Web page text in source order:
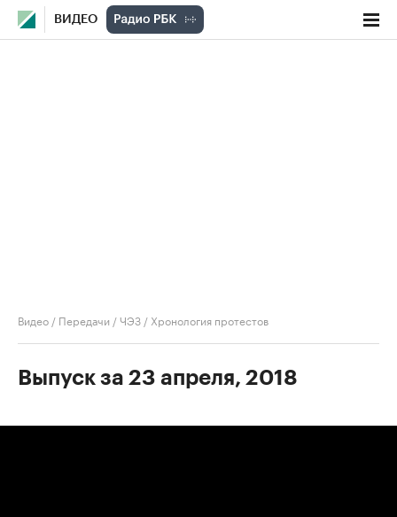
ВИДЕО
Видео / Передачи /ЧЭЗ / Хронология протестов
Выпуск за 23 апреля, 2018